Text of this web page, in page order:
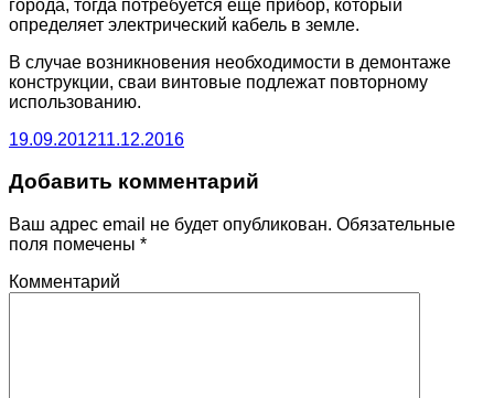
города, тогда потребуется еще прибор, который
определяет электрический кабель в земле.
В случае возникновения необходимости в демонтаже
конструкции, сваи винтовые подлежат повторному
использованию.
19.09.201211.12.2016
Добавить комментарий
Ваш адрес email не будет опубликован. Обязательные
поля помечены *
Комментарий